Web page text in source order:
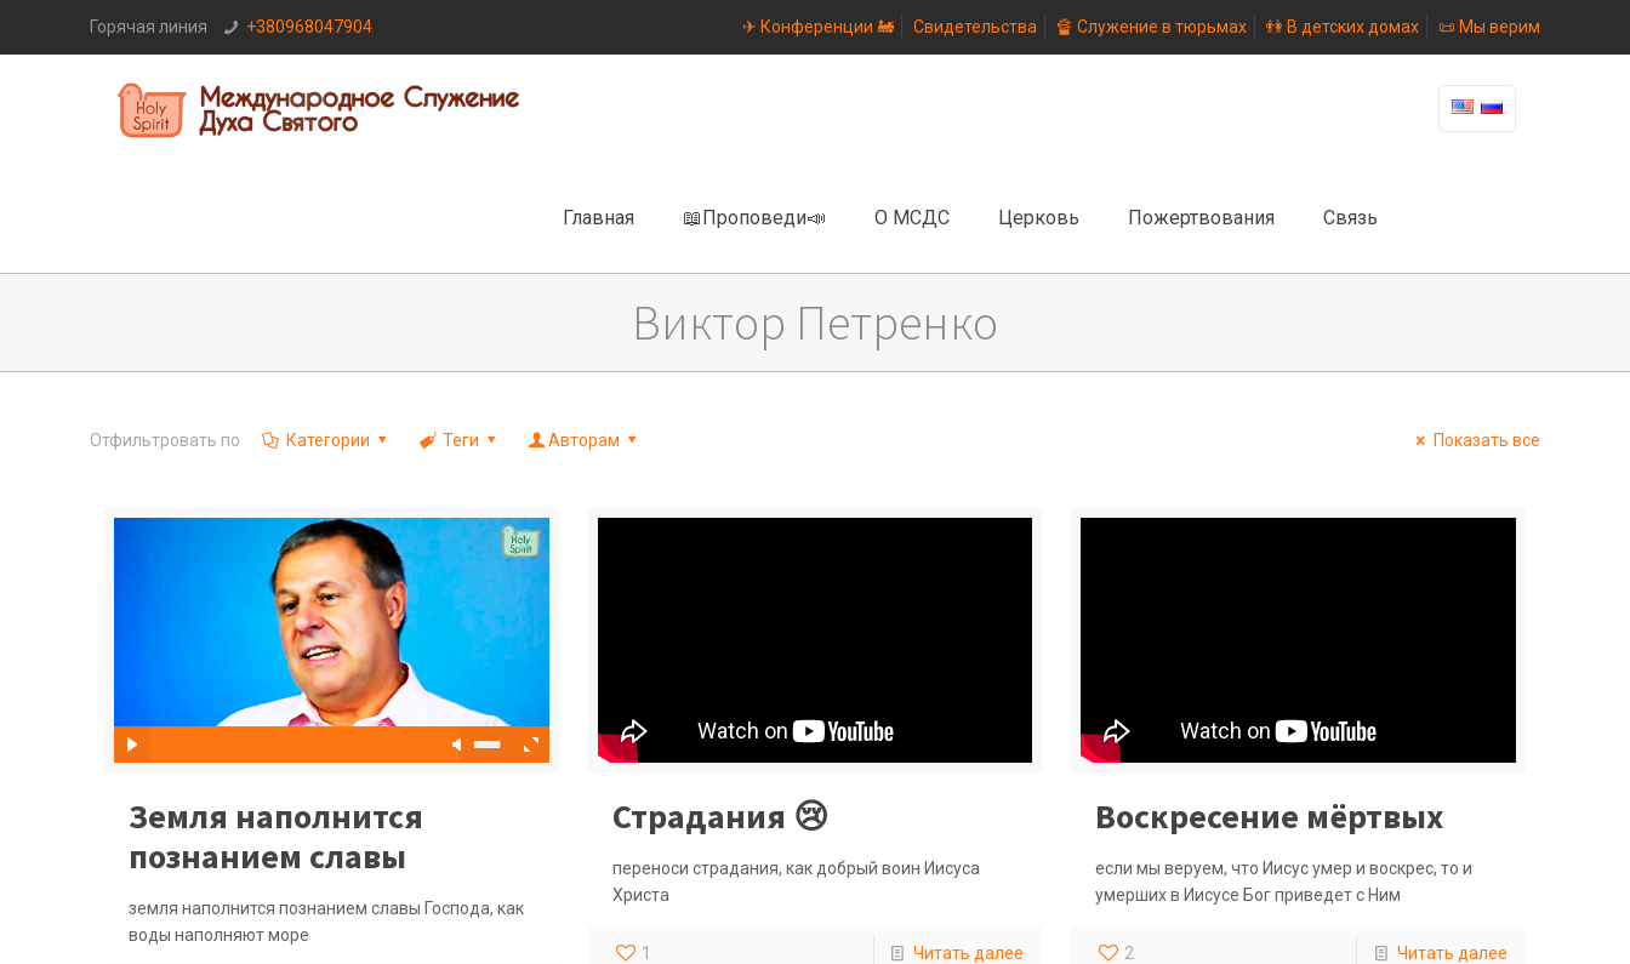
Горячая линия +380968047904 ✈ Конференции 🚂 Свидетельства 🔏 Служение в тюрьмах 👫 В детских домах 📜 Мы верим
Главная 📖Проповеди📣 О МСДС Церковь Пожертвования Связь
Виктор Петренко
Отфильтровать по Категории Теги Авторам Показать все
Земля наполнится
познанием славы
земля наполнится познанием славы Господа, как
воды наполняют море
Страдания 😢
переноси страдания, как добрый воин Иисуса
Христа
1 Читать далее
Воскресение мёртвых
если мы веруем, что Иисус умер и воскрес, то и
умерших в Иисусе Бог приведет с Ним
2 Читать далее